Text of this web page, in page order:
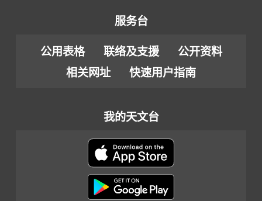
服务台
公用表格 联络及支援
公开资料
相关网址
快速用户指南
我的天文台